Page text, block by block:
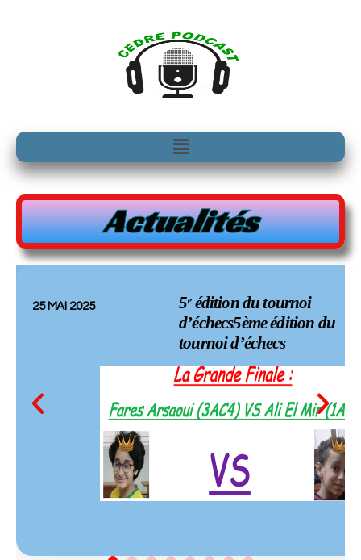
Menu
Actualités
25 MAI 2025
5ᵉ édition du tournoi
d’échecs5ème édition du
tournoi d’échecs